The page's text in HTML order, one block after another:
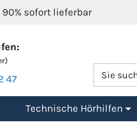
90% sofort lieferbar
47
Technische Hörhilfen